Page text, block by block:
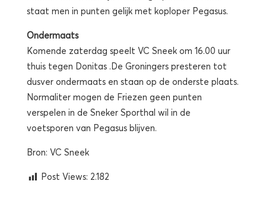
staat men in punten gelijk met koploper Pegasus.
Ondermaats
Komende zaterdag speelt VC Sneek om 16.00 uur
thuis tegen Donitas .De Groningers presteren tot
dusver ondermaats en staan op de onderste plaats.
Normaliter mogen de Friezen geen punten
verspelen in de Sneker Sporthal wil in de
voetsporen van Pegasus blijven.
Bron: VC Sneek
Post Views: 2.182